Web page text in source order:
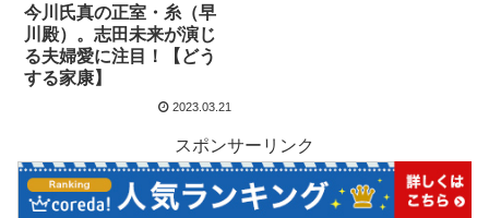
今川氏真の正室・糸（早
川殿）。志田未来が演じ
る夫婦愛に注目！【どう
する家康】
2023.03.21
スポンサーリンク